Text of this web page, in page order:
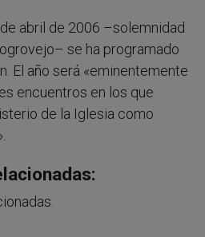
abril de 2006 –solemnidad
se ha programado
El año será «eminentemente
encuentros en los que
de la Iglesia como